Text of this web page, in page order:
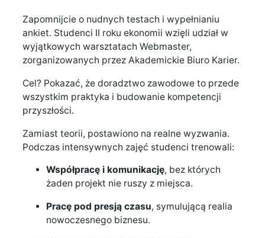
Zapomnijcie o nudnych testach i wypełnianiu
ankiet. Studenci II roku ekonomii wzięli udział w
wyjątkowych warsztatach Webmaster,
zorganizowanych przez Akademickie Biuro Karier.
Cel? Pokazać, że doradztwo zawodowe to przede
wszystkim praktyka i budowanie kompetencji
przyszłości.
Zamiast teorii, postawiono na realne wyzwania.
Podczas intensywnych zajęć studenci trenowali:
Współpracę i komunikację, bez których
żaden projekt nie ruszy z miejsca.
Pracę pod presją czasu, symulującą realia
nowoczesnego biznesu.